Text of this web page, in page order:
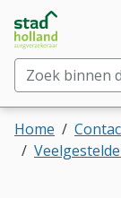
Direct naar
Direct naar
Stad
Zoek binnen
Home